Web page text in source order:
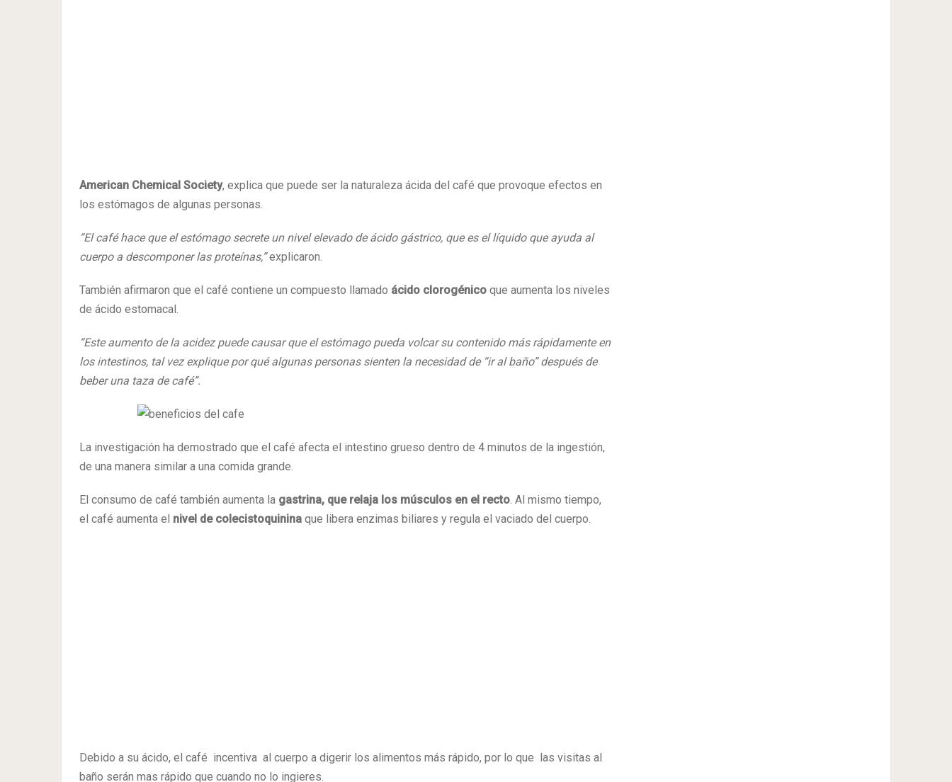
American Chemical Society, explica que puede ser la naturaleza ácida del café que provoque efectos en
los estómagos de algunas personas.
“El café hace que el estómago secrete un nivel elevado de ácido gástrico, que es el líquido que ayuda al
cuerpo a descomponer las proteínas,”explicaron.
También afirmaron que el café contiene un compuesto llamado ácido clorogénico que aumenta los niveles
de ácido estomacal.
“Este aumento de la acidez puede causar que el estómago pueda volcar su contenido más rápidamente en
los intestinos, tal vez explique por qué algunas personas sienten la necesidad de “ir al baño” después de
beber una taza de café”.
La investigación ha demostrado que el café afecta el intestino grueso dentro de 4 minutos de la ingestión,
de una manera similar a una comida grande.
El consumo de café también aumenta la gastrina, que relaja los músculos en el recto. Al mismo tiempo,
el café aumenta el nivel de colecistoquinina que libera enzimas biliares y regula el vaciado del cuerpo.
Debido a su ácido, el café incentiva al cuerpo a digerir los alimentos más rápido, por lo que las visitas al
baño serán mas rápido que cuando no lo ingieres.